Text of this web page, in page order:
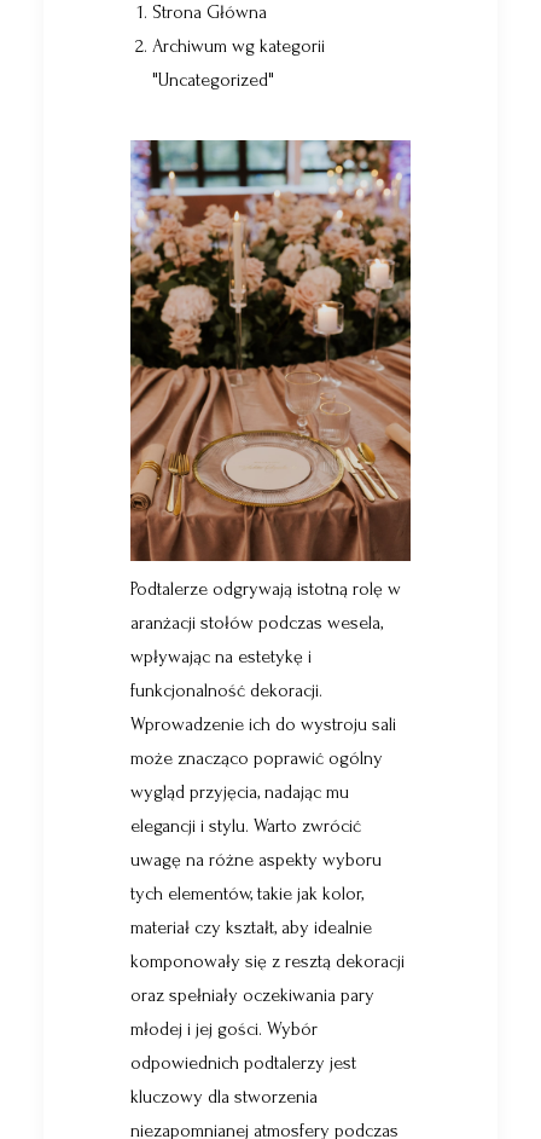
Strona Główna
Archiwum wg kategorii
"Uncategorized"
Podtalerze odgrywają istotną rolę w
aranżacji stołów podczas wesela,
wpływając na estetykę i
funkcjonalność dekoracji.
Wprowadzenie ich do wystroju sali
może znacząco poprawić ogólny
wygląd przyjęcia, nadając mu
elegancji i stylu. Warto zwrócić
uwagę na różne aspekty wyboru
tych elementów, takie jak kolor,
materiał czy kształt, aby idealnie
komponowały się z resztą dekoracji
oraz spełniały oczekiwania pary
młodej i jej gości. Wybór
odpowiednich podtalerzy jest
kluczowy dla stworzenia
niezapomnianej atmosfery podczas